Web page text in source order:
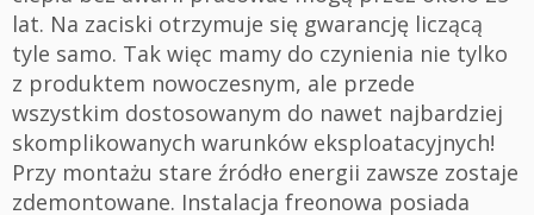
lat. Na zaciski otrzymuje się gwarancję liczącą
tyle samo. Tak więc mamy do czynienia nie tylko
z produktem nowoczesnym, ale przede
wszystkim dostosowanym do nawet najbardziej
skomplikowanych warunków eksploatacyjnych!
Przy montażu stare źródło energii zawsze zostaje
zdemontowane. Instalacja freonowa posiada